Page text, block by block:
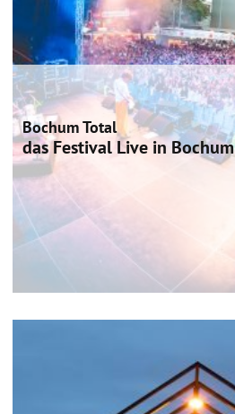
Bochum Total
das Festival Live in Bochum